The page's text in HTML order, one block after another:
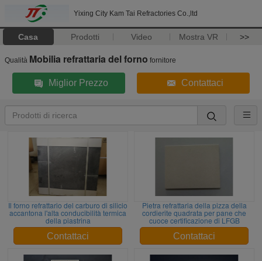
Yixing City Kam Tai Refractories Co.,ltd
Casa Prodotti Video Mostra VR >>
Qualità Mobilia refrattaria del forno fornitore
Miglior Prezzo Contattaci
Il forno refrattario del carburo di silicio
accantona l'alta conducibilità termica
della piastrina
Contattaci
Pietra refrattaria della pizza della
cordierite quadrata per pane che
cuoce certificazione di LFGB
Contattaci